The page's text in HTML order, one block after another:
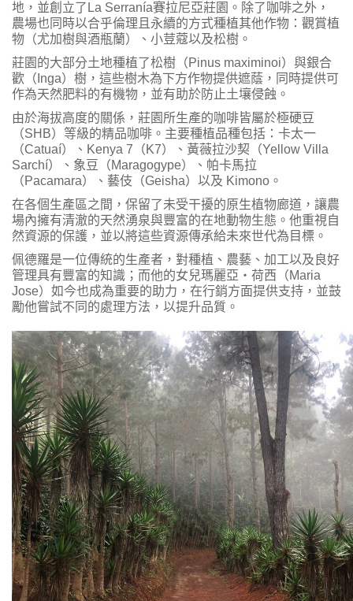
地，並創立了La Serranía賽拉尼亞莊園。除了咖啡之外，
農場也同時以合乎倫理且永續的方式種植其他作物：觀賞植
物（尤加樹與酒瓶蘭）、小荳蔻以及松樹。
莊園的大部分土地種植了松樹（Pinus maximinoi）與銀合
歡（Inga）樹，這些樹木為下方作物提供遮蔭，同時提供可
作為天然肥料的有機物，並有助於防止土壤侵蝕。
由於海拔高度的關係，莊園所生產的咖啡皆屬於極硬豆
（SHB）等級的精品咖啡。主要種植品種包括：卡太一
（Catuaí）、Kenya 7（K7）、黃薇拉沙契（Yellow Villa
Sarchí）、象豆（Maragogype）、帕卡馬拉
（Pacamara）、藝伎（Geisha）以及 Kimono。
在各個生產區之間，保留了未受干擾的原生植物廊道，讓農
場內擁有清澈的天然湧泉與豐富的在地動物生態。他重視自
然資源的保護，並以將這些資源傳承給未來世代為目標。
佩德羅是一位傳統的生產者，對種植、農藝、加工以及良好
管理具有豐富的知識；而他的女兒瑪麗亞・荷西（Maria
Jose）如今也成為重要的助力，在行銷方面提供支持，並鼓
勵他嘗試不同的處理方法，以提升品質。